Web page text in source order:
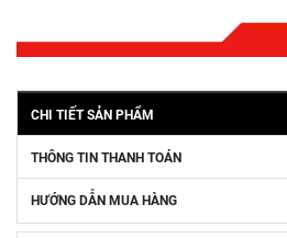
CHI TIẾT SẢN PHẨM
THÔNG TIN THANH TOÁN
HƯỚNG DẪN MUA HÀNG